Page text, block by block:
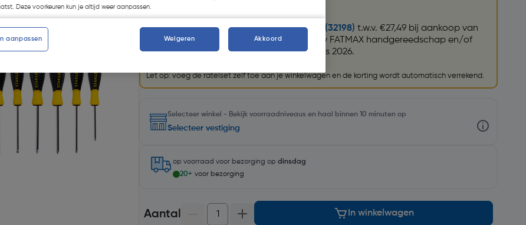
GRATIS ratelset
Krijg een GRATIS Stanley Fatmax ratelset (32198) t.w.v. €27,49 bij aankoop van
€85 aan geselecteerde Stanley en Stanley FATMAX handgereedschap en/of
opberg producten. Geldig t/m 31 augustus 2026.
Let op: voeg de ratelset zelf toe aan je winkelwagen en de korting wordt automatisch verrekend.
Selecteer winkel - Bekijk voorraadniveaus en haal binnen 10 minuten op
Selecteer vestiging
op voorraad voor bezorging op dinsdag
20+ voor bezorging
Aantal In winkelwagen
Deze voorkeuren kun je altijd weer aanpassen.
aanpassen Weigeren Akkoord